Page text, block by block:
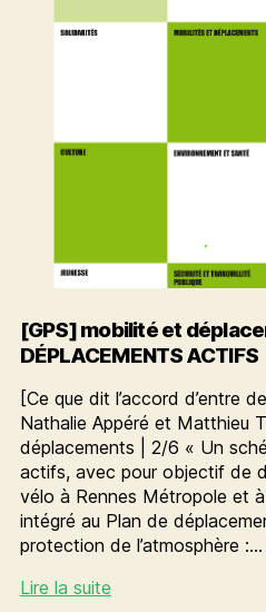
[GPS] mobilité et
DÉPLACEMENTS ACTIFS
[Ce que dit l’accord d’entre
Nathalie Appéré et Matthieu
déplacements | 2/6 « Un
actifs, avec pour objectif de
vélo à Rennes Métropole et
intégré au Plan de
protection de l’atmosphère :…
Lire la suite[GPS]